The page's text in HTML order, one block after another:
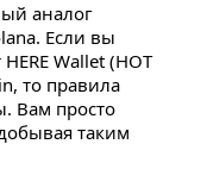
аналог
Если вы
Wallet (HOT
то правила
Вам просто
таким